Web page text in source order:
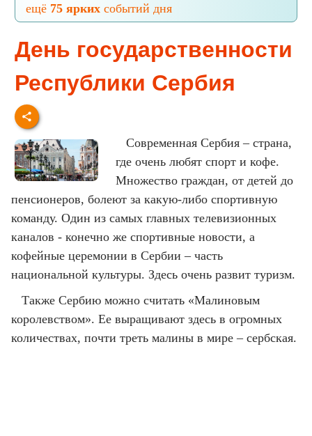
ещё 75 ярких событий дня
День государственности
Республики Сербия
Современная Сербия – страна,
где очень любят спорт и кофе.
Множество граждан, от детей до
пенсионеров, болеют за какую-либо спортивную
команду. Один из самых главных телевизионных
каналов - конечно же спортивные новости, а
кофейные церемонии в Сербии – часть
национальной культуры. Здесь очень развит туризм.
Также Сербию можно считать «Малиновым
королевством». Ее выращивают здесь в огромных
количествах, почти треть малины в мире – сербская.